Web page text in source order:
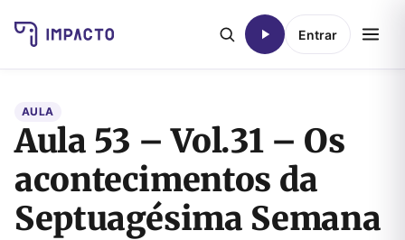
Entrar
AULA
Aula 53 – Vol.31 – Os
acontecimentos da
Septuagésima Semana